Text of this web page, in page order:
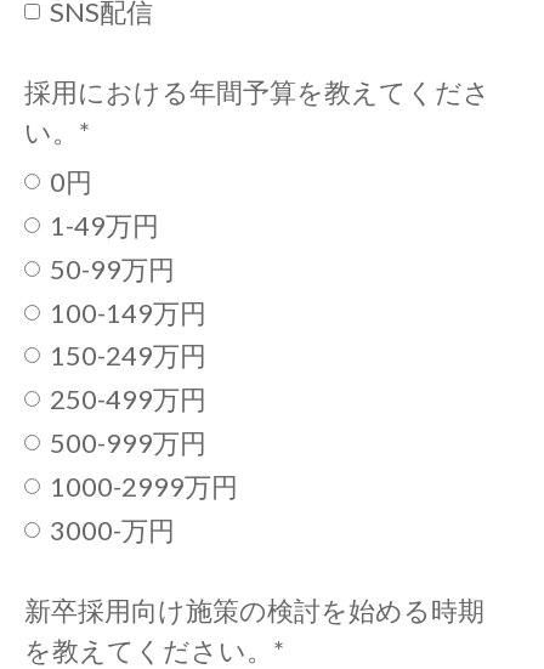
SNS配信
採用における年間予算を教えてくださ
い。 *
0円
1-49万円
50-99万円
100-149万円
150-249万円
250-499万円
500-999万円
1000-2999万円
3000-万円
新卒採用向け施策の検討を始める時期
を教えてください。 *